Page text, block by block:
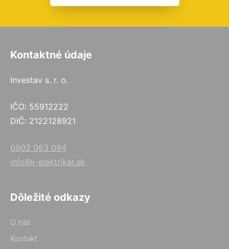
Kontaktné údaje
Investav s. r. o.
IČO: 55912222
DIČ: 2122128921
0902 063 094
info@i-elektrikar.sk
Dôležité odkazy
O nás
Kontakt